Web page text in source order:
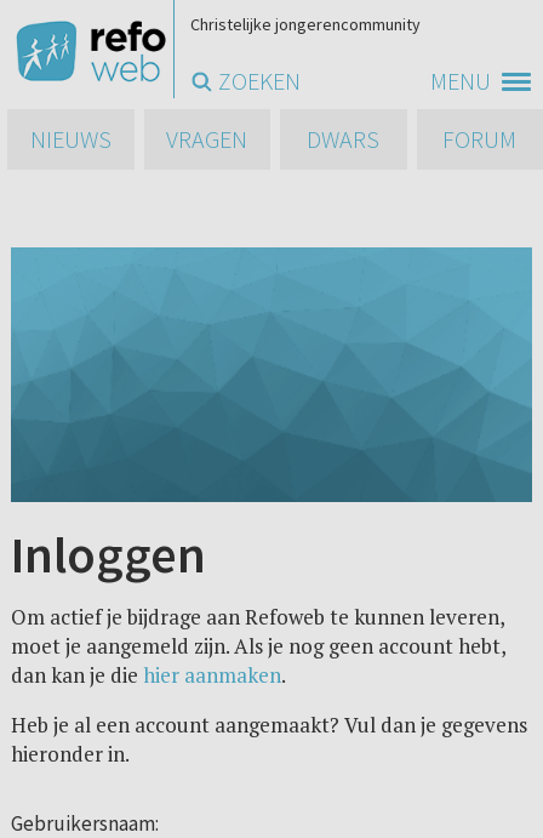
MENU
Christelijke jongerencommunity
ZOEKEN
NIEUWS
VRAGEN DWARS FORUM
Inloggen
Om actief je bijdrage aan Refoweb te kunnen leveren,
moet je aangemeld zijn. Als je nog geen account hebt,
dan kan je die hier aanmaken.
Heb je al een account aangemaakt? Vul dan je gegevens
hieronder in.
Gebruikersnaam: